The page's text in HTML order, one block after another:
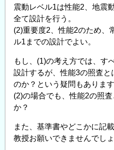
震動レベル1は性能2、地震
全て設計を行う。
(2)重要度2、性能2のため、
ル1までの設計でよい。
もし、(1)の考え方では、す
設計するが、性能3の照査と
のか？という疑問もあります
(2)の場合でも、性能2の照
か？
また、基準書やどこかに記
教授お願いできませんでしょ